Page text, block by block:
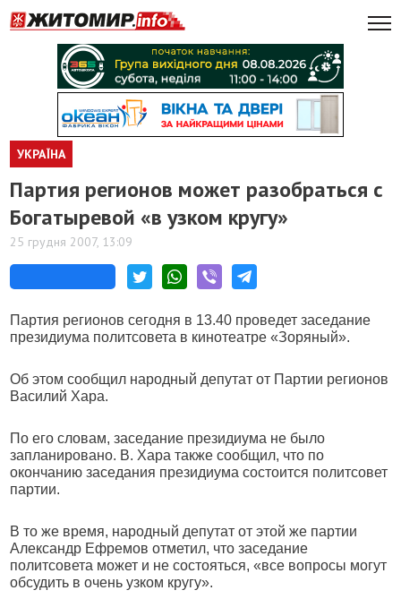
УКРАЇНА
Партия регионов может разобраться с
Богатыревой «в узком кругу»
25 грудня 2007, 13:09
Партия регионов сегодня в 13.40 проведет заседание
президиума политсовета в кинотеатре «Зоряный».
Об этом сообщил народный депутат от Партии регионов
Василий Хара.
По его словам, заседание президиума не было
запланировано. В. Хара также сообщил, что по
окончанию заседания президиума состоится политсовет
партии.
В то же время, народный депутат от этой же партии
Александр Ефремов отметил, что заседание
политсовета может и не состояться, «все вопросы могут
обсудить в очень узком кругу».